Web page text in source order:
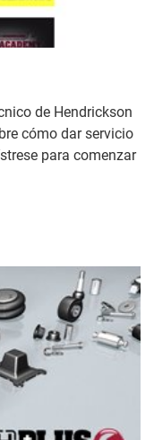
de Hendrickson
cómo dar servicio
para comenzar